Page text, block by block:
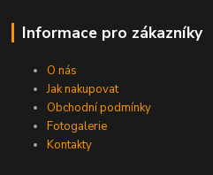
Informace pro zákazníky
O nás
Jak nakupovat
Obchodní podmínky
Fotogalerie
Kontakty